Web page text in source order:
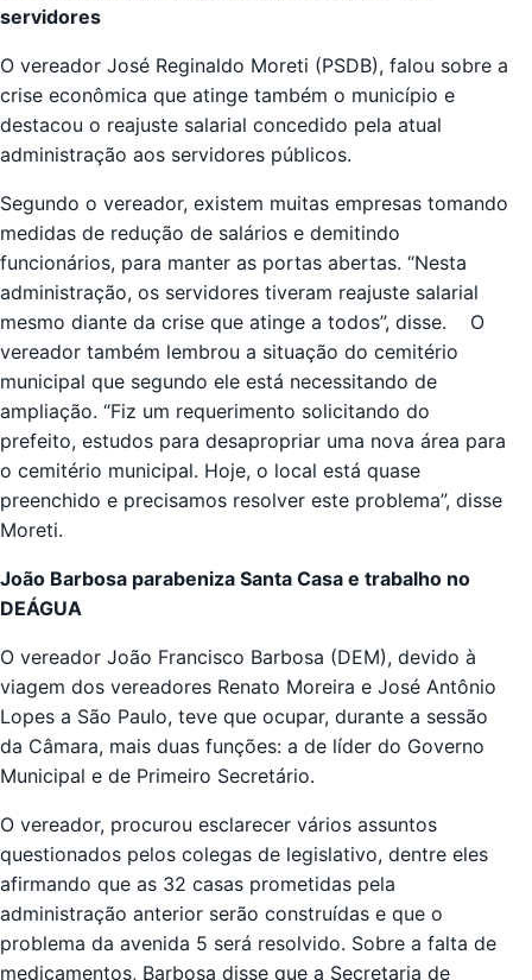
servidores
O vereador José Reginaldo Moreti (PSDB), falou sobre a
crise econômica que atinge também o município e
destacou o reajuste salarial concedido pela atual
administração aos servidores públicos.
Segundo o vereador, existem muitas empresas tomando
medidas de redução de salários e demitindo
funcionários, para manter as portas abertas. “Nesta
administração, os servidores tiveram reajuste salarial
mesmo diante da crise que atinge a todos”, disse. O
vereador também lembrou a situação do cemitério
municipal que segundo ele está necessitando de
ampliação. “Fiz um requerimento solicitando do
prefeito, estudos para desapropriar uma nova área para
o cemitério municipal. Hoje, o local está quase
preenchido e precisamos resolver este problema”, disse
Moreti.
João Barbosa parabeniza Santa Casa e trabalho no
DEÁGUA
O vereador João Francisco Barbosa (DEM), devido à
viagem dos vereadores Renato Moreira e José Antônio
Lopes a São Paulo, teve que ocupar, durante a sessão
da Câmara, mais duas funções: a de líder do Governo
Municipal e de Primeiro Secretário.
O vereador, procurou esclarecer vários assuntos
questionados pelos colegas de legislativo, dentre eles
afirmando que as 32 casas prometidas pela
administração anterior serão construídas e que o
problema da avenida 5 será resolvido. Sobre a falta de
medicamentos, Barbosa disse que a Secretaria de